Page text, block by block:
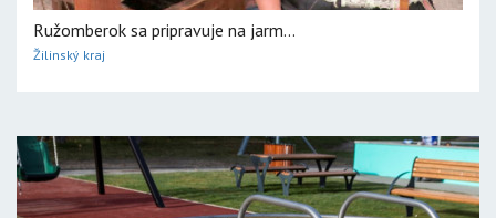
Ružomberok sa pripravuje na jarm...
Žilinský kraj